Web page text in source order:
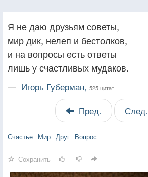
Я не даю друзьям советы,
мир дик, нелеп и бестолков,
и на вопросы есть ответы
лишь у счастливых мудаков.
— Игорь Губерман, 525 цитат
Пред. След.
Счастье Мир Друг Вопрос
Сохранить